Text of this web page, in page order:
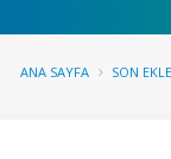
ANA SAYFA SON